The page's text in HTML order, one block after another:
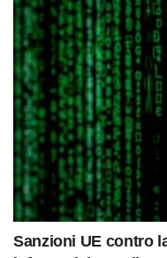
Sanzioni UE contro